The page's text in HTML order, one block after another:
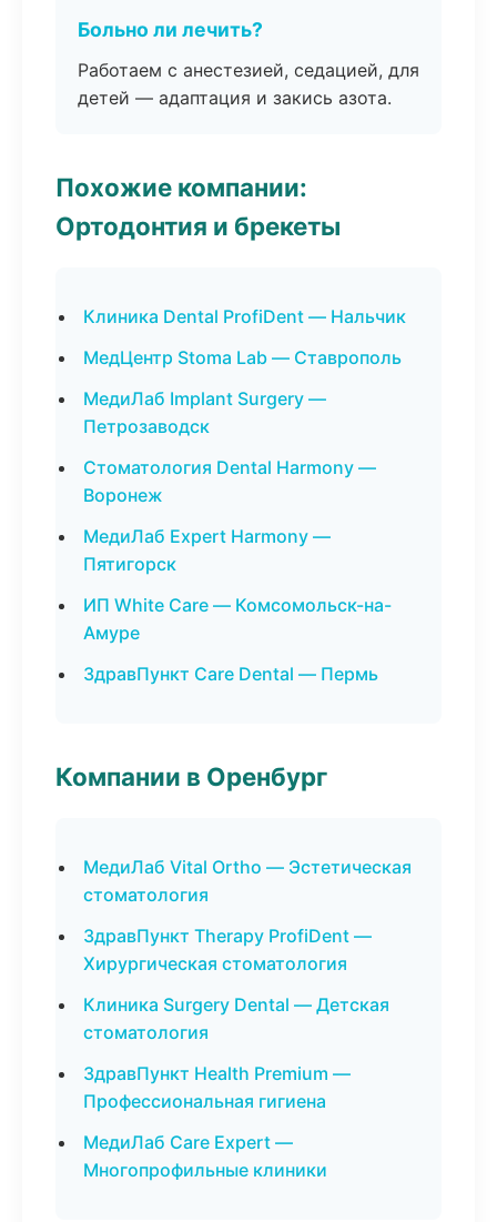
Больно ли лечить?
Работаем с анестезией, седацией, для
детей — адаптация и закись азота.
Похожие компании:
Ортодонтия и брекеты
Клиника Dental ProfiDent — Нальчик
МедЦентр Stoma Lab — Ставрополь
МедиЛаб Implant Surgery —
Петрозаводск
Стоматология Dental Harmony —
Воронеж
МедиЛаб Expert Harmony —
Пятигорск
ИП White Care — Комсомольск-на-
Амуре
ЗдравПункт Care Dental — Пермь
Компании в Оренбург
МедиЛаб Vital Ortho — Эстетическая
стоматология
ЗдравПункт Therapy ProfiDent —
Хирургическая стоматология
Клиника Surgery Dental — Детская
стоматология
ЗдравПункт Health Premium —
Профессиональная гигиена
МедиЛаб Care Expert —
Многопрофильные клиники